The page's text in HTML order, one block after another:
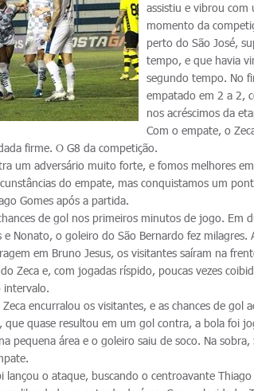
assistiu e vibrou
momento da
perto do São José,
tempo, e que havia
segundo tempo. No
empatado em 2 a 2,
nos acréscimos da
Com o empate, o
firme. O G8 da competição.
um adversário muito forte, e fomos melhores
do empate, mas conquistamos um
Gomes após a partida.
de gol nos primeiros minutos de jogo. Em
e Nonato, o goleiro do São Bernardo fez
em Bruno Jesus, os visitantes saíram na
Zeca e, com jogadas ríspido, poucas vezes
intervalo.
encurralou os visitantes, e as chances de gol
que quase resultou em um gol contra, a bola foi
pequena área e o goleiro saiu de soco. Na
lançou o ataque, buscando o centroavante